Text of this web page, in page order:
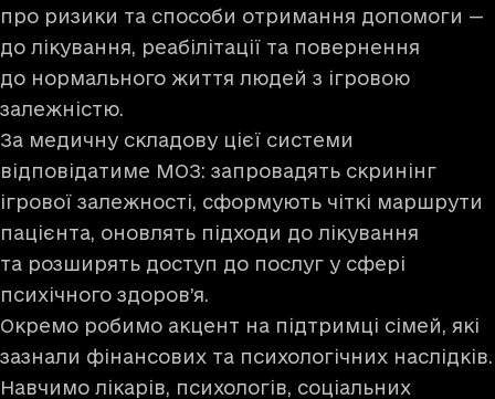
про ризики та способи отримання допомоги —
до лікування, реабілітації та повернення
до нормального життя людей з ігровою
залежністю.
За медичну складову цієї системи
відповідатиме МОЗ: запровадять скринінг
ігрової залежності, сформують чіткі маршрути
пацієнта, оновлять підходи до лікування
та розширять доступ до послуг у сфері
психічного здоров’я.
Окремо робимо акцент на підтримці сімей, які
зазнали фінансових та психологічних наслідків.
Навчимо лікарів, психологів, соціальних